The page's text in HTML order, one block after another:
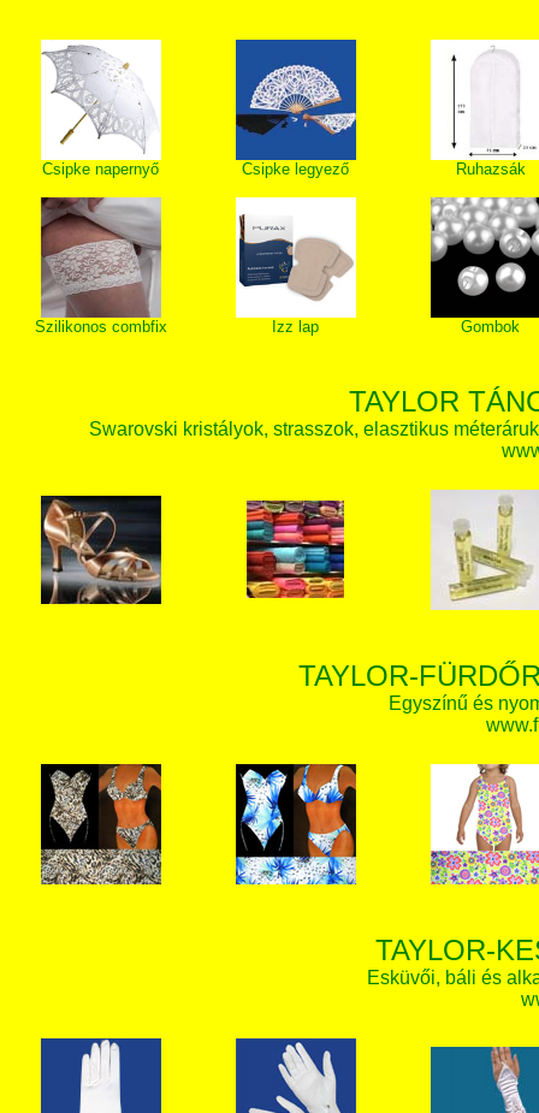
Csipke napernyő Csipke legyező Ruhazsák
Szilikonos combfix Izz lap Gombok
TAYLOR
Swarovski kristályok, strasszok, elasztikus
TAYLOR-
Egyszínű és
TAYLOR-
Esküvői, báli és